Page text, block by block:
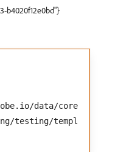
b4020f12e0bd"}
data/core
testing/templ